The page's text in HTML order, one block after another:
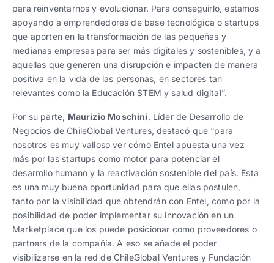
para reinventarnos y evolucionar. Para conseguirlo, estamos
apoyando a emprendedores de base tecnológica o startups
que aporten en la transformación de las pequeñas y
medianas empresas para ser más digitales y sostenibles, y a
aquellas que generen una disrupción e impacten de manera
positiva en la vida de las personas, en sectores tan
relevantes como la Educación STEM y salud digital”.
Por su parte, Maurizio Moschini , Líder de Desarrollo de
Negocios de ChileGlobal Ventures, destacó que “para
nosotros es muy valioso ver cómo Entel apuesta una vez
más por las startups como motor para potenciar el
desarrollo humano y la reactivación sostenible del país. Esta
es una muy buena oportunidad para que ellas postulen,
tanto por la visibilidad que obtendrán con Entel, como por la
posibilidad de poder implementar su innovación en un
Marketplace que los puede posicionar como proveedores o
partners de la compañía. A eso se añade el poder
visibilizarse en la red de ChileGlobal Ventures y Fundación